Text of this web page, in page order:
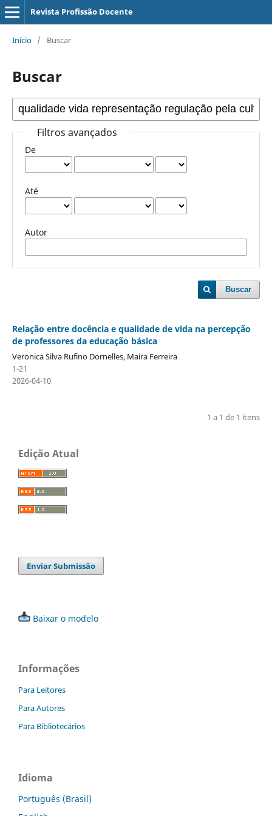
Revista Profissão Docente
Início / Buscar
Buscar
Filtros avançados
De
Até
Autor
Buscar
Relação entre docência e qualidade de vida na percepção
de professores da educação básica
Veronica Silva Rufino Dornelles, Maira Ferreira
1-21
2026-04-10
1 a 1 de 1 itens
Edição Atual
Enviar Submissão
Baixar o modelo
Informações
Para Leitores
Para Autores
Para Bibliotecários
Idioma
Português (Brasil)